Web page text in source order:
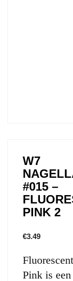
W7
#015 –
PINK 2
€3.49
Fluorescent
Pink is